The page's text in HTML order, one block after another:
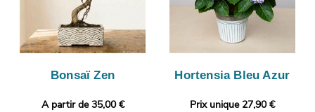
Bonsaï Zen
A partir de 35,00 €
Hortensia Bleu Azur
Prix unique 27,90 €